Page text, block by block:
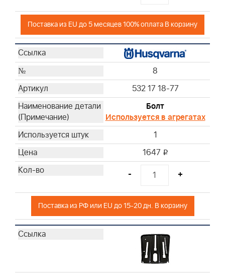
Поставка из EU до 5 месяцев 100% оплата В корзину
8
532 17 18-77
Болт
Используется в агрегатах
1
1647 i
- +
Поставка из РФ или EU до 15-20 дн. В корзину